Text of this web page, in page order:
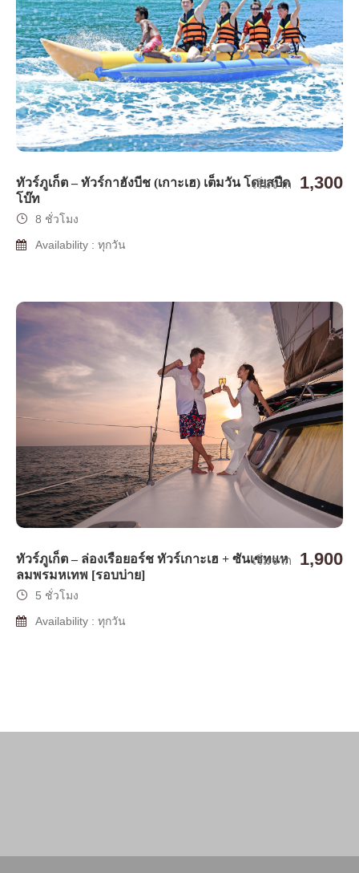
ทัวร์ภูเก็ต – ทัวร์กาฮังบีช (เกาะเฮ) เต็มวัน โดยสปีด
โบ๊ท
เริ่มจาก 1,300
8 ชั่วโมง
Availability : ทุกวัน
ทัวร์ภูเก็ต – ล่องเรือยอร์ช ทัวร์เกาะเฮ + ซันเซทแห
ลมพรมหเทพ [รอบบ่าย]
เริ่มจาก 1,900
5 ชั่วโมง
Availability : ทุกวัน